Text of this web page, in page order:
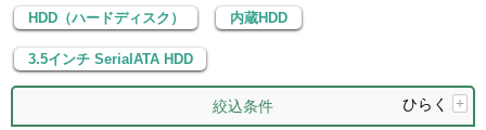
HDD（ハードディスク） 内蔵HDD
3.5インチ SerialATA HDD
絞込条件 ひらく +